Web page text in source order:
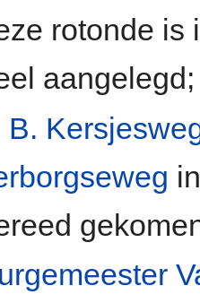
rotonde is
aangelegd;
B.